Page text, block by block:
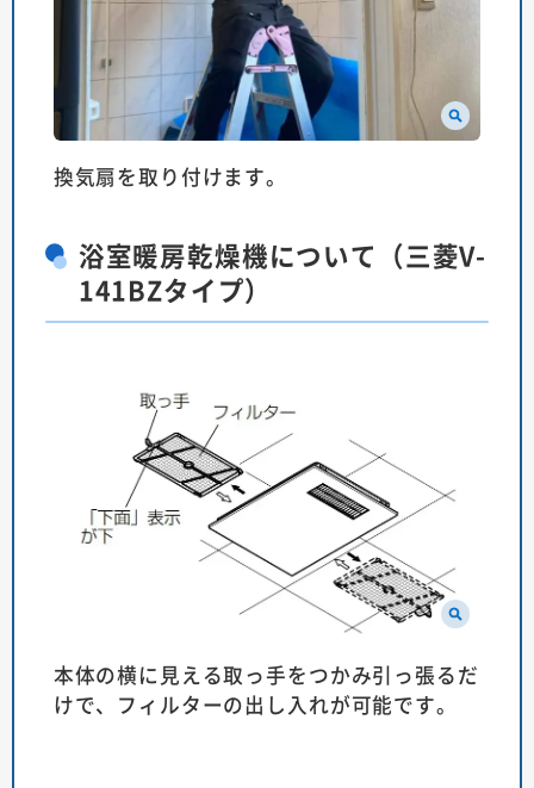
換気扇を取り付けます。
浴室暖房乾燥機について（三菱V-
141BZタイプ）
本体の横に見える取っ手をつかみ引っ張るだ
けで、フィルターの出し入れが可能です。